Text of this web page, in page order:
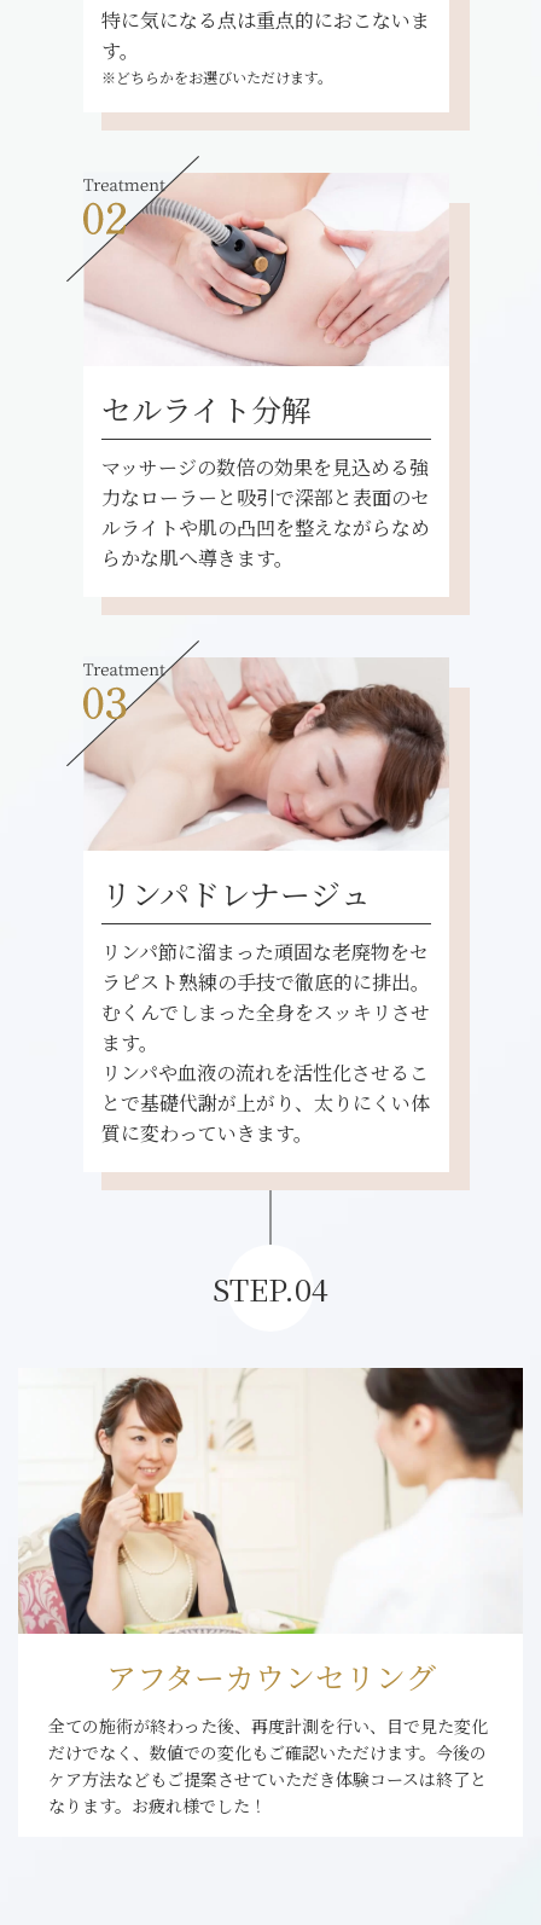
特に気になる点は重点的におこないま
す。
※どちらかをお選びいただけます。
セルライト分解
マッサージの数倍の効果を見込める強
力なローラーと吸引で深部と表面のセ
ルライトや肌の凸凹を整えながらなめ
らかな肌へ導きます。
リンパドレナージュ
リンパ節に溜まった頑固な老廃物をセ
ラピスト熟練の手技で徹底的に排出。
むくんでしまった全身をスッキリさせ
ます。
リンパや血液の流れを活性化させるこ
とで基礎代謝が上がり、太りにくい体
質に変わっていきます。
STEP.04
アフターカウンセリング
全ての施術が終わった後、再度計測を行い、目で見た変化
だけでなく、数値での変化もご確認いただけます。今後の
ケア方法などもご提案させていただき体験コースは終了と
なります。お疲れ様でした！